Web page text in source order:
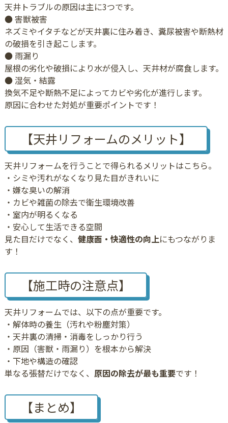
天井トラブルの原因は主に3つです。
● 害獣被害
ネズミやイタチなどが天井裏に住み着き、糞尿被害や断熱材
の破損を引き起こします。
● 雨漏り
屋根の劣化や破損により水が侵入し、天井材が腐食します。
● 湿気・結露
換気不足や断熱不足によってカビや劣化が進行します。
原因に合わせた対処が重要ポイントです！
【天井リフォームのメリット】
天井リフォームを行うことで得られるメリットはこちら。
・シミや汚れがなくなり見た目がきれいに
・嫌な臭いの解消
・カビや雑菌の除去で衛生環境改善
・室内が明るくなる
・安心して生活できる空間
見た目だけでなく、 健康面・快適性の向上にもつながりま
す！
【施工時の注意点】
天井リフォームでは、以下の点が重要です。
・解体時の養生（汚れや粉塵対策）
・天井裏の清掃・消毒をしっかり行う
・原因（害獣・雨漏り）を根本から解決
・下地や構造の確認
単なる張替だけでなく、 原因の除去が最も重要です！
【まとめ】